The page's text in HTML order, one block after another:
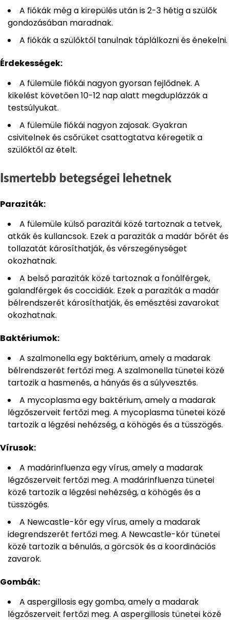
A fiókák még a kirepülés után is 2-3 hétig a szülők
gondozásában maradnak.
A fiókák a szülőktől tanulnak táplálkozni és énekelni.
Érdekességek:
A fülemüle fiókái nagyon gyorsan fejlődnek. A
kikelést követően 10-12 nap alatt megduplázzák a
testsúlyukat.
A fülemüle fiókái nagyon zajosak. Gyakran
csivitelnek és csőrüket csattogtatva kéregetik a
szülőktől az ételt.
Ismertebb betegségei lehetnek
Paraziták:
A fülemüle külső parazitái közé tartoznak a tetvek,
atkák és kullancsok. Ezek a paraziták a madár bőrét és
tollazatát károsíthatják, és vérszegénységet
okozhatnak.
A belső paraziták közé tartoznak a fonálférgek,
galandférgek és coccidiák. Ezek a paraziták a madár
bélrendszerét károsíthatják, és emésztési zavarokat
okozhatnak.
Baktériumok:
A szalmonella egy baktérium, amely a madarak
bélrendszerét fertőzi meg. A szalmonella tünetei közé
tartozik a hasmenés, a hányás és a súlyvesztés.
A mycoplasma egy baktérium, amely a madarak
légzőszerveit fertőzi meg. A mycoplasma tünetei közé
tartozik a légzési nehézség, a köhögés és a tüsszögés.
Vírusok:
A madárinfluenza egy vírus, amely a madarak
légzőszerveit fertőzi meg. A madárinfluenza tünetei
közé tartozik a légzési nehézség, a köhögés és a
tüsszögés.
A Newcastle-kór egy vírus, amely a madarak
idegrendszerét fertőzi meg. A Newcastle-kór tünetei
közé tartozik a bénulás, a görcsök és a koordinációs
zavarok.
Gombák:
A aspergillosis egy gomba, amely a madarak
légzőszerveit fertőzi meg. A aspergillosis tünetei közé